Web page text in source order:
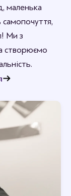
маленька
Ми з
створюємо